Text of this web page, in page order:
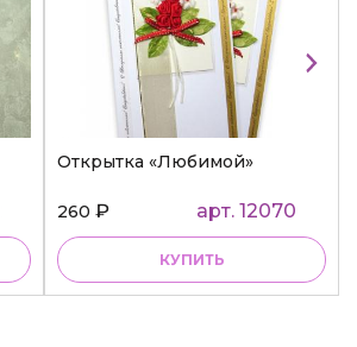
Открытка «Любимой»
260₽ арт. 12070
КУПИТЬ